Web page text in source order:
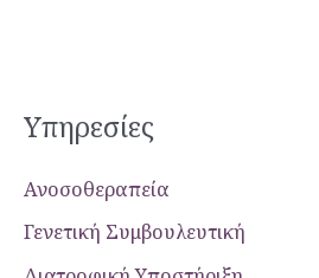
Υπηρεσίες
Ανοσοθεραπεία
Γενετική Συμβουλευτική